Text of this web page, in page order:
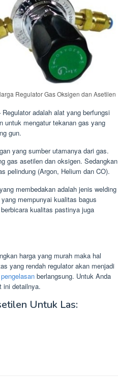
Regulator Gas Oksigen dan Asetilen
Regulator adalah alat yang berfungsi
untuk mengatur tekanan gas yang
gun.
yang sumber utamanya dari gas.
gas asetilen dan oksigen. Sedangkan
pelindung (Argon, Helium dan CO).
membedakan adalah jenis welding
mempunyai kualitas bagus
kualitas pastinya juga
harga yang murah maka hal
yang rendah regulator akan menjadi
pengelasan berlangsung. Untuk Anda
ini detailnya.
Untuk Las: